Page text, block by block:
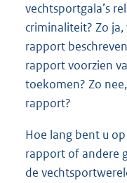
vechtsportgala’s
criminaliteit? Zo
rapport
rapport voorzien
toekomen? Zo
rapport?
Hoe lang bent u
rapport of andere
de